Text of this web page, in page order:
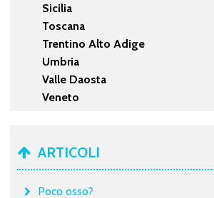
Sicilia
Toscana
Trentino Alto Adige
Umbria
Valle Daosta
Veneto
ARTICOLI
Poco osso?